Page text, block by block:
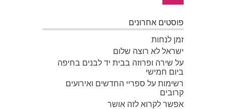
פוסטים אחרונים
זמן לנחות
ישראל לא רוצה שלום
על שירה ופרוזה בבית יד לבנים בחיפה
ביום חמישי
רשימות על ספריי החדשים ואירועים
קרובים
אפשר לקרוא לזה אושר